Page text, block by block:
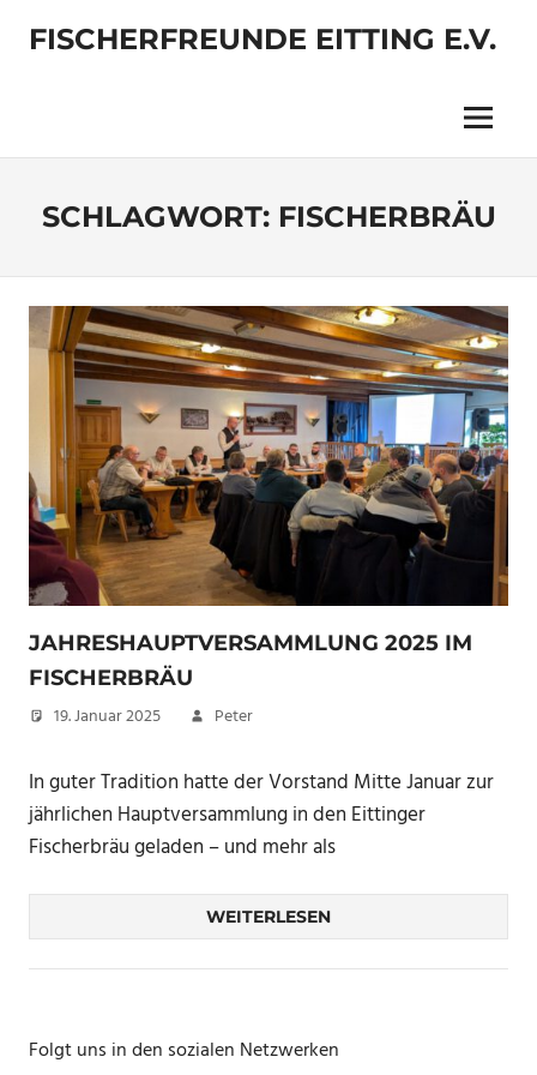
InhaltFISCHERFREUNDE EITTING E.V.
Menü
SCHLAGWORT: FISCHERBRÄU
JAHRESHAUPTVERSAMMLUNG 2025 IM
FISCHERBRÄU
19. Januar 2025 Peter
In guter Tradition hatte der Vorstand Mitte Januar zur
jährlichen Hauptversammlung in den Eittinger
Fischerbräu geladen – und mehr als
WEITERLESEN
Folgt uns in den sozialen Netzwerken